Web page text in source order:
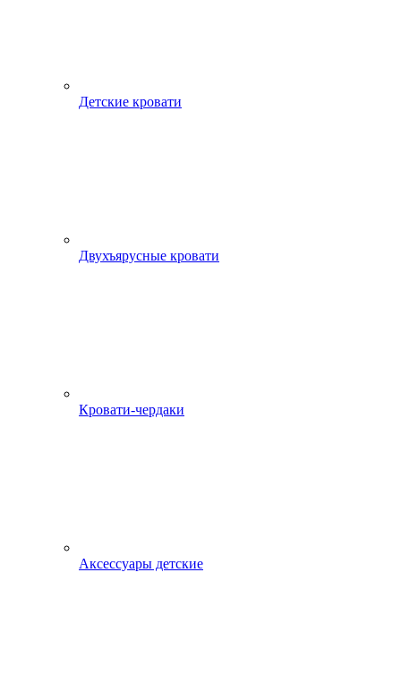
Детские кровати
Двухъярусные кровати
Кровати-чердаки
Аксессуары детские